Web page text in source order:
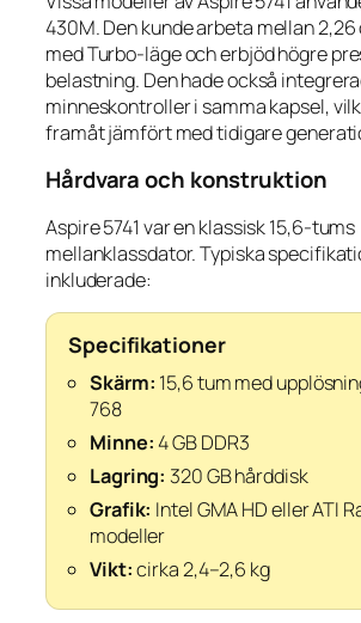
430M. Den kunde arbeta mellan 2,26
med Turbo-läge och erbjöd högre
belastning. Den hade också
minneskontroller i samma kapsel,
framåt jämfört med tidigare
Hårdvara och konstruktion
Aspire 5741 var en klassisk 15,6-tums
mellanklassdator. Typiska
inkluderade:
Specifikationer
Skärm: 15,6 tum med
768
Minne:4 GB DDR3
Lagring: 320 GB hårddisk
Grafik: Intel GMA HD eller ATI
modeller
Vikt:cirka 2,4–2,6 kg